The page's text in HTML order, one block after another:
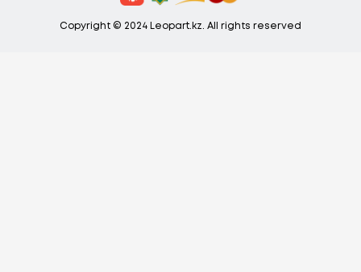
Copyright © 2024 Leopart.kz. All rights reserved